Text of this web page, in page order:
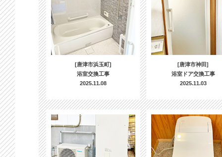
[唐津市浜玉町]
浴室交換工事
2025.11.08
[唐津市神田]
浴室ドア交換工事
2025.11.03